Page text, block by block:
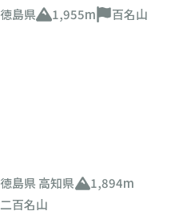
徳島県 1,955m 百名山
徳島県 高知県
1,894m
二百名山